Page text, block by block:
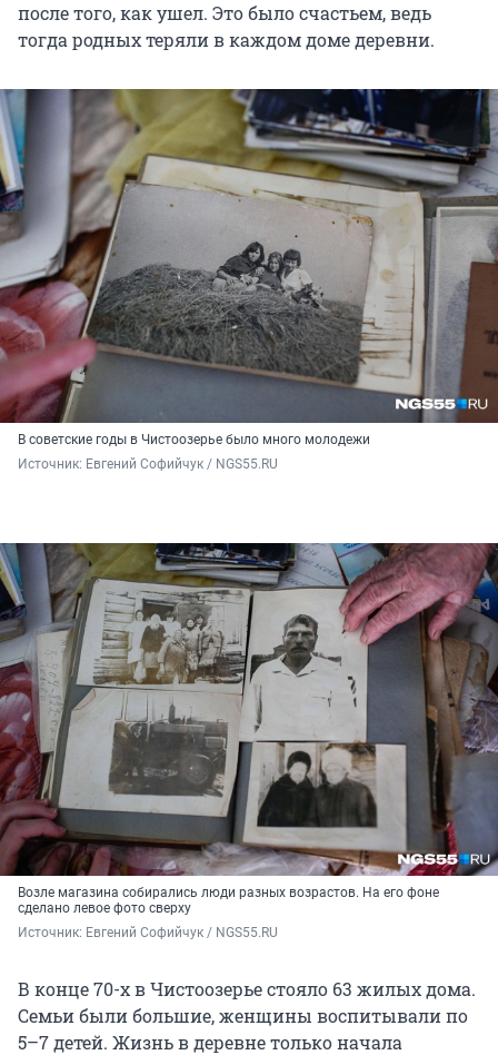
после того, как ушел. Это было счастьем, ведь
тогда родных теряли в каждом доме деревни.
В советские годы в Чистоозерье было много молодежи
Источник: Евгений Софийчук / NGS55.RU
Возле магазина собирались люди разных возрастов. На его фоне
сделано левое фото сверху
Источник: Евгений Софийчук / NGS55.RU
В конце 70-х в Чистоозерье стояло 63 жилых дома.
Семьи были большие, женщины воспитывали по
5–7 детей. Жизнь в деревне только начала